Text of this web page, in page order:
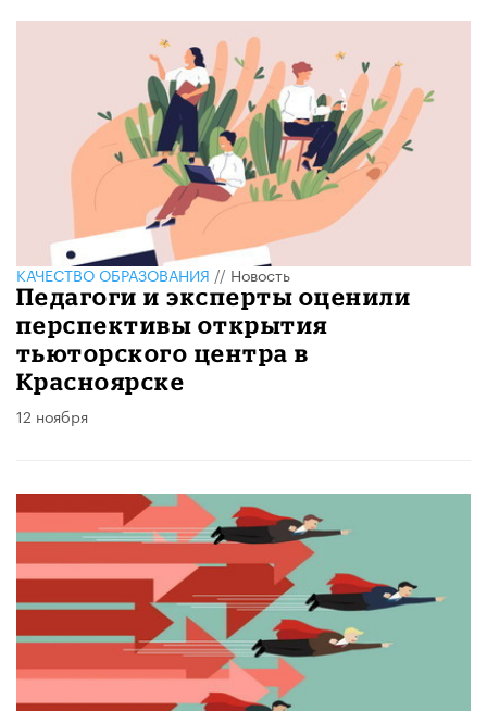
КАЧЕСТВО ОБРАЗОВАНИЯ // Новость
Педагоги и эксперты оценили
перспективы открытия
тьюторского центра в
Красноярске
12 ноября